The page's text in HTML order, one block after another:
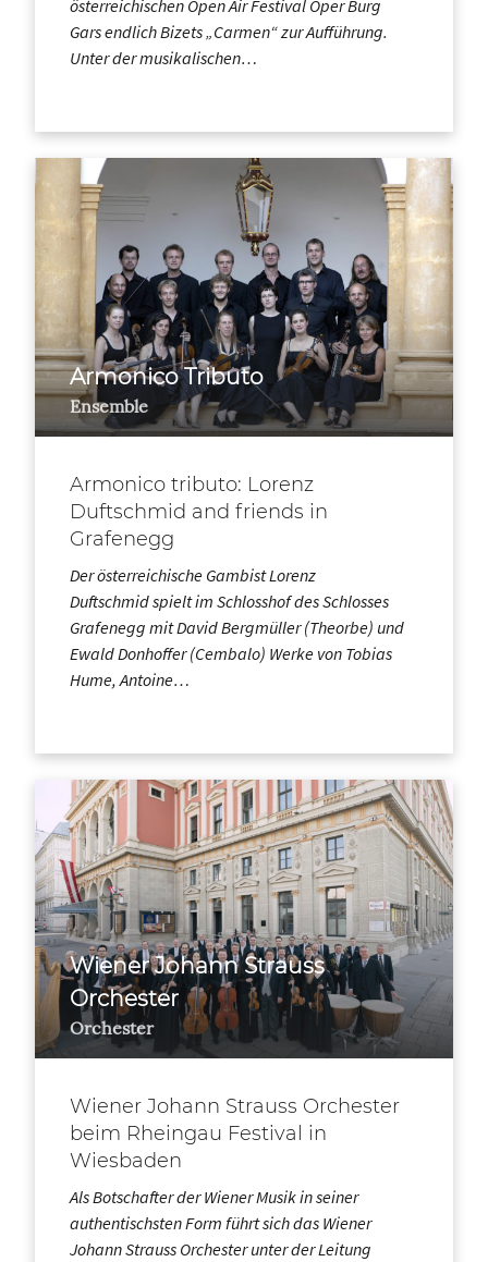
österreichischen Open Air Festival Oper Burg
Gars endlich Bizets „Carmen“ zur Aufführung.
Unter der musikalischen…
Armonico Tributo
Ensemble
Armonico tributo: Lorenz
Duftschmid and friends in
Grafenegg
Der österreichische Gambist Lorenz
Duftschmid spielt im Schlosshof des Schlosses
Grafenegg mit David Bergmüller (Theorbe) und
Ewald Donhoffer (Cembalo) Werke von Tobias
Hume, Antoine…
Wiener Johann Strauss
Orchester
Orchester
Wiener Johann Strauss Orchester
beim Rheingau Festival in
Wiesbaden
Als Botschafter der Wiener Musik in seiner
authentischsten Form führt sich das Wiener
Johann Strauss Orchester unter der Leitung